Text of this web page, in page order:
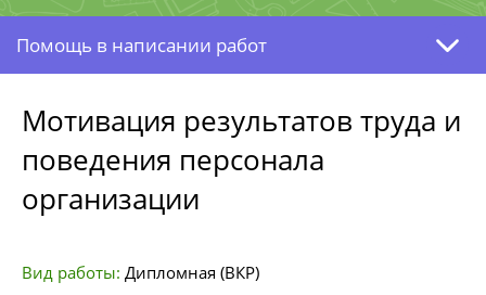
Помощь в написании работ
Мотивация результатов труда и
поведения персонала
организации
Вид работы: Дипломная (ВКР)